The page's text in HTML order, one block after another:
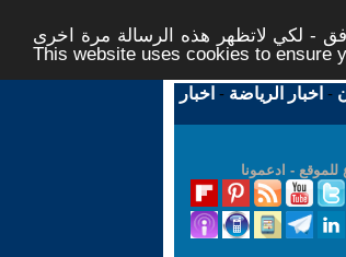
- لكي لاتظهر هذه الرسالة مرة اخرى -
This website uses cookies to ensure
- اخبار الرياضة - اخبار
للموقع - ادعمونا